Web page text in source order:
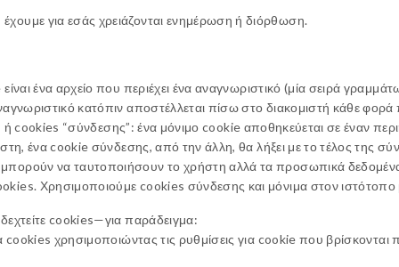
για εσάς χρειάζονται ενημέρωση ή διόρθωση.
ένα αρχείο που περιέχει ένα αναγνωριστικό (μία σειρά
κατόπιν αποστέλλεται πίσω στο διακομιστή κάθε
ή cookies “σύνδεσης”: ένα μόνιμο cookie αποθηκεύεται σε έναν
ένα cookie σύνδεσης, από την άλλη, θα λήξει με το τέλος της
να ταυτοποιήσουν το χρήστη αλλά τα προσωπικά
Χρησιμοποιούμε cookies σύνδεσης και μόνιμα στον ιστότοπο
cookies—για παράδειγμα:
χρησιμοποιώντας τις ρυθμίσεις για cookie που βρίσκονται